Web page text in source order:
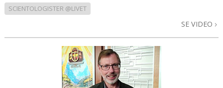
SCIENTOLOGISTER @LIVET
SE VIDEO